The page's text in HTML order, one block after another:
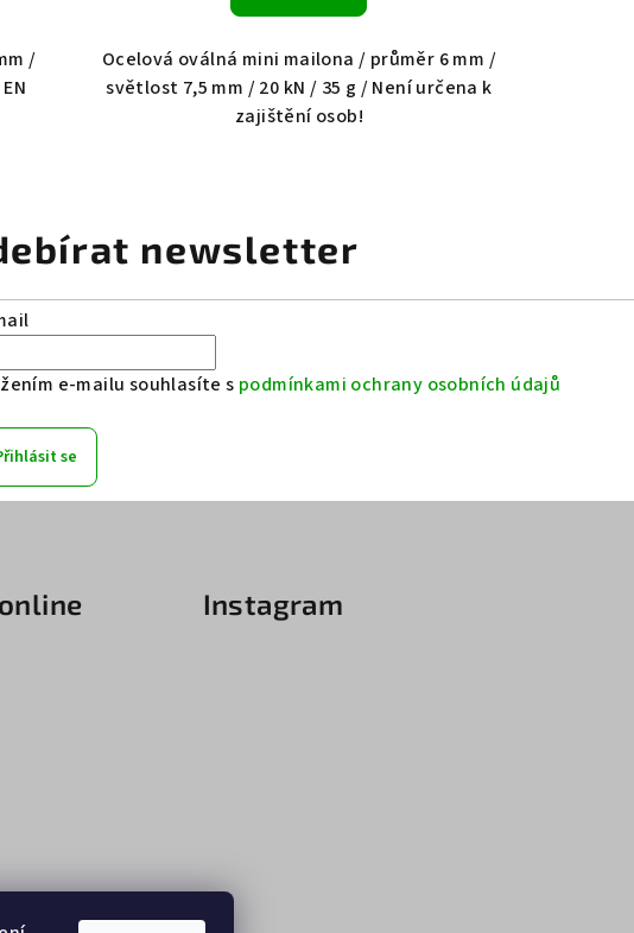
/
Ocelová oválná mini mailona / průměr 6 mm /
světlost 7,5 mm / 20 kN / 35 g / Není určena k
zajištění osob!
newsletter
e-mailu souhlasíte s podmínkami ochrany osobních údajů
se
Instagram